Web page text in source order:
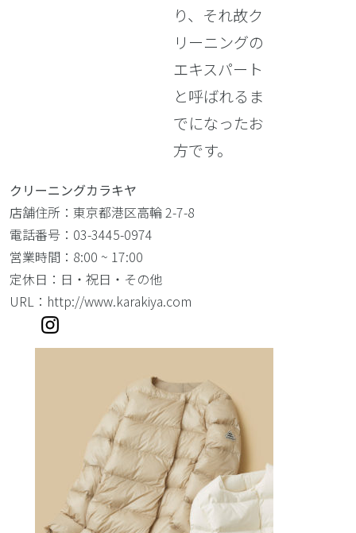
り、それ故ク
リーニングの
エキスパート
と呼ばれるま
でになったお
方です。
クリーニングカラキヤ
店舗住所：東京都港区高輪 2-7-8
電話番号：03-3445-0974
営業時間：8:00 ~ 17:00
定休日：日・祝日・その他
URL： http://www.karakiya.com